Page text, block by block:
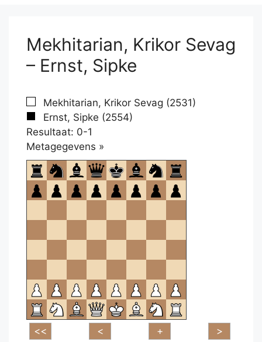
Mekhitarian, Krikor Sevag
– Ernst, Sipke
Mekhitarian, Krikor Sevag (2531)
Ernst, Sipke (2554)
Resultaat: 0-1
Metagegevens »
om
te
openen.